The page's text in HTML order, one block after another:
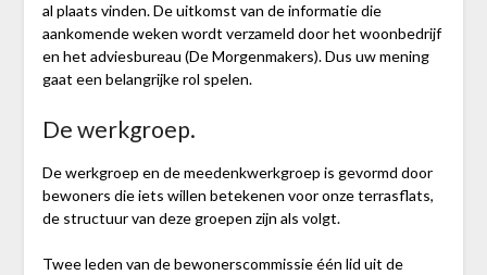
al plaats vinden. De uitkomst van de informatie die
aankomende weken wordt verzameld door het woonbedrijf
en het adviesbureau (De Morgenmakers). Dus uw mening
gaat een belangrijke rol spelen.
De werkgroep.
De werkgroep en de meedenkwerkgroep is gevormd door
bewoners die iets willen betekenen voor onze terrasflats,
de structuur van deze groepen zijn als volgt.
Twee leden van de bewonerscommissie één lid uit de